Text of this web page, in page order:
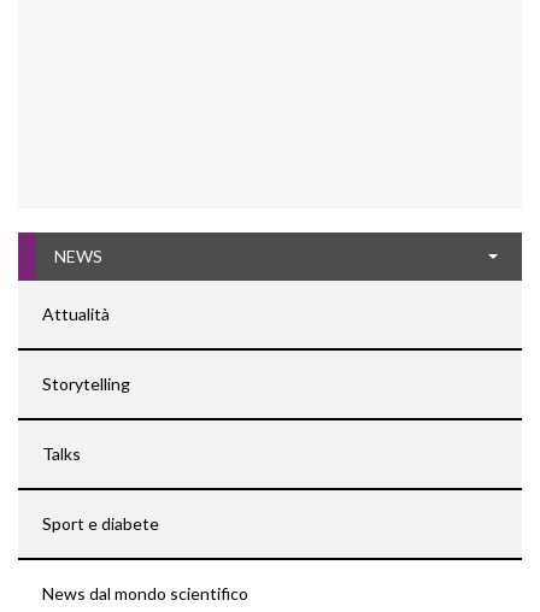
NEWS
Attualità
Storytelling
Talks
Sport e diabete
News dal mondo scientifico